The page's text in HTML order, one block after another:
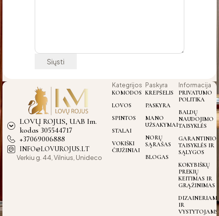
Kategrijos
KOMODOS
LOVOS
SPINTOS
STALAI
VOKIŠKI
ČIUŽINIAI
Paskyra
KREPŠELIS
PASKYRA
MANO
UŽSAKYMAI
NORŲ
SĄRAŠAS
BLOGAS
Informacija
PRIVATUMO
POLITIKA
BALDŲ
NAUDOJIMO
TAISYKLĖS
GARANTINIO
TAISYKLĖS IR
SĄLYGOS
KOKYBIŠKŲ
PREKIŲ
KEITIMAS IR
GRĄŽINIMAS
IR
VYSTYTOJAMS
LOVŲ ROJUS, UAB Im.
kodas 305544717
+37069006888
INFO@LOVUROJUS.LT
Verkiu g. 44, Vilnius, Unideco